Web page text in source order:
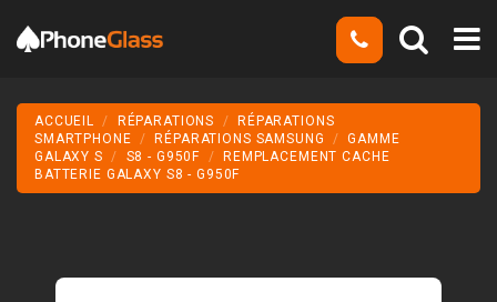
ACCUEIL RÉPARATIONS
RÉPARATIONS
SMARTPHONE
RÉPARATIONS SAMSUNG
GAMME
GALAXY S
S8 - G950F
REMPLACEMENT CACHE
BATTERIE GALAXY S8 - G950F